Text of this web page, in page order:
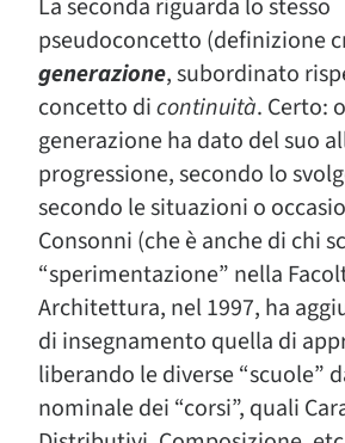
La seconda riguarda lo stesso
pseudoconcetto (definizione
generazione, subordinato
concetto dicontinuità. Certo:
generazione ha dato del suo
progressione, secondo lo
secondo le situazioni o
Consonni (che è anche di chi
“sperimentazione” nella
Architettura, nel 1997, ha
di insegnamento quella di
liberando le diverse “scuole”
nominale dei “corsi”, quali